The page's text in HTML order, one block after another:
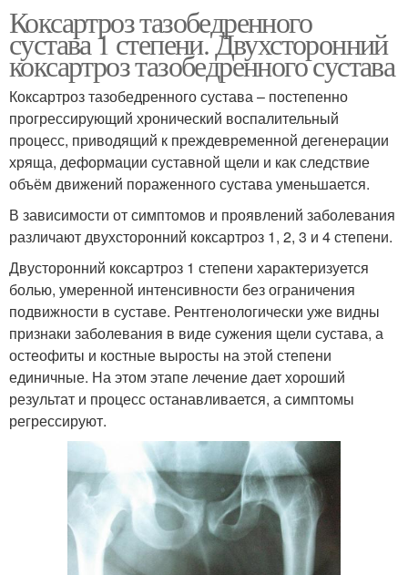
Коксартроз тазобедренного
сустава 1 степени. Двухсторонний
коксартроз тазобедренного сустава
Коксартроз тазобедренного сустава – постепенно
прогрессирующий хронический воспалительный
процесс, приводящий к преждевременной дегенерации
хряща, деформации суставной щели и как следствие
объём движений пораженного сустава уменьшается.
В зависимости от симптомов и проявлений заболевания
различают двухсторонний коксартроз 1, 2, 3 и 4 степени.
Двусторонний коксартроз 1 степени характеризуется
болью, умеренной интенсивности без ограничения
подвижности в суставе. Рентгенологически уже видны
признаки заболевания в виде сужения щели сустава, а
остеофиты и костные выросты на этой степени
единичные. На этом этапе лечение дает хороший
результат и процесс останавливается, а симптомы
регрессируют.